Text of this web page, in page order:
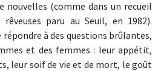
nouvelles (comme dans un recueil
paru au Seuil, en 1982).
à des questions brûlantes,
et des femmes : leur appétit,
leur soif de vie et de mort, le goût